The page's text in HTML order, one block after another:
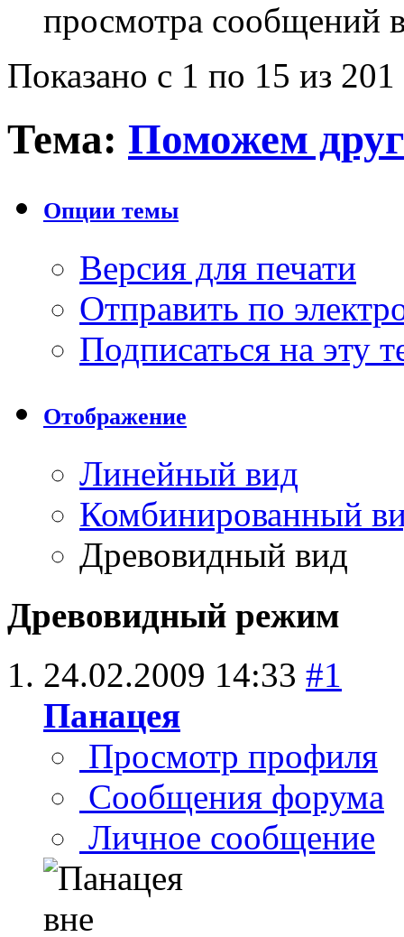
просмотра сообщений
Показано с 1 по 15 из 201
Тема: Поможем
Опции темы
Версия для печати
Отправить по
Подписаться на эту
Отображение
Линейный вид
Комбинированный
Древовидный вид
Древовидный режим
24.02.2009 14:33 #1
Панацея
Просмотр профиля
Сообщения форума
Личное сообщение